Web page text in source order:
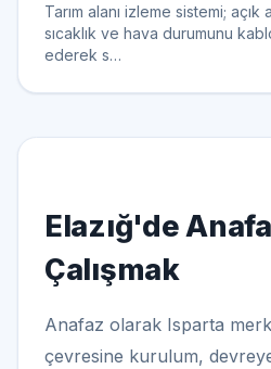
Tarım alanı izleme sistemi;
sıcaklık ve hava durumunu
ederek s…
Elazığ'de
Çalışmak
Anafaz olarak Isparta
çevresine kurulum,